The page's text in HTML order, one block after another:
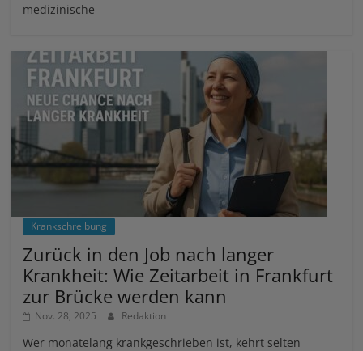
medizinische
Krankschreibung
Zurück in den Job nach langer
Krankheit: Wie Zeitarbeit in Frankfurt
zur Brücke werden kann
Nov. 28, 2025 Redaktion
Wer monatelang krankgeschrieben ist, kehrt selten